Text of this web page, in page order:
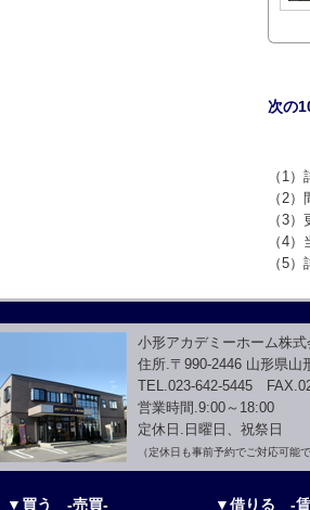
次の
（1
（2
（3
（4
（5
小形アカデミーホーム株式
住所.〒990-2446 山形県山
TEL.023-642-5445
営業時間.9:00～18:00
定休日.日曜日、祝祭日
（定休日も事前予約でご対応可能
▼買う -売買- ▼借りる -